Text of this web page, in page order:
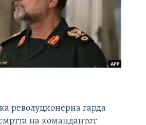
револуционерна гарда
на командантот